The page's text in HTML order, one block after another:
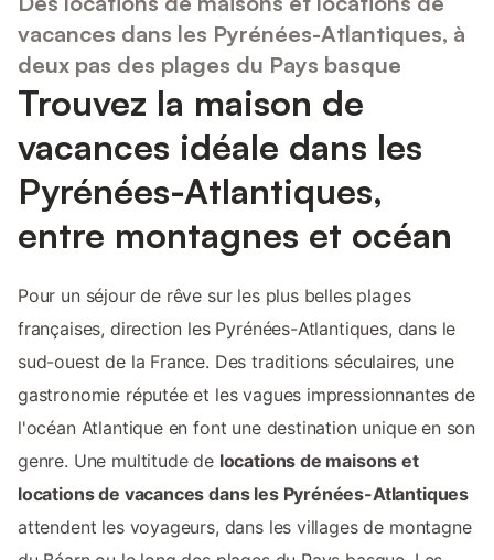
vacances dans les Pyrénées-Atlantiques, à
deux pas des plages du Pays basque
Trouvez la maison de
vacances idéale dans les
Pyrénées-Atlantiques,
entre montagnes et océan
Pour un séjour de rêve sur les plus belles plages
françaises, direction les Pyrénées-Atlantiques, dans le
sud-ouest de la France. Des traditions séculaires, une
gastronomie réputée et les vagues impressionnantes de
l'océan Atlantique en font une destination unique en son
genre. Une multitude de locations de maisons et
locations de vacances dans les Pyrénées-Atlantiques
attendent les voyageurs, dans les villages de montagne